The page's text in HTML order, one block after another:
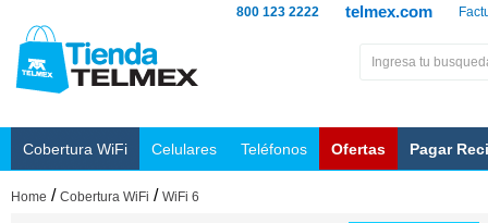
telmex.com
800 123 2222
Cobertura WiFi Celulares Teléfonos Ofertas Pagar
Home / Cobertura WiFi / WiFi 6